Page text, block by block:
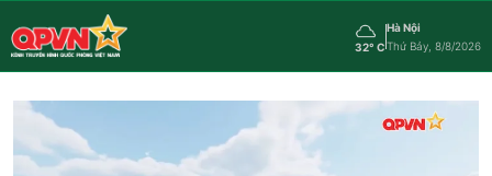
32° C
Hà Nội
Thứ Bảy, 8/8/2026